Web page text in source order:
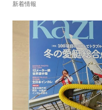
新着情報